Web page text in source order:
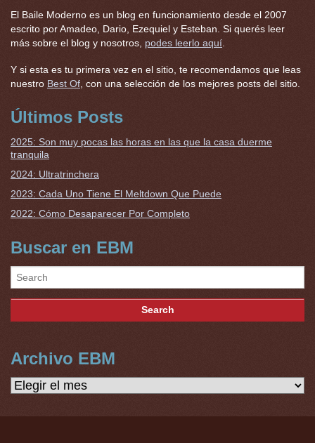
El Baile Moderno es un blog en funcionamiento desde el 2007
escrito por Amadeo, Dario, Ezequiel y Esteban. Si querés leer
más sobre el blog y nosotros, podes leerlo aquí.
Y si esta es tu primera vez en el sitio, te recomendamos que leas
nuestro Best Of, con una selección de los mejores posts del sitio.
Últimos Posts
2025: Son muy pocas las horas en las que la casa duerme
tranquila
2024: Ultratrinchera
2023: Cada Uno Tiene El Meltdown Que Puede
2022: Cómo Desaparecer Por Completo
Buscar en EBM
Archivo EBM
Archivo
EBM